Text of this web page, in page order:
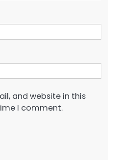
and website in this
I comment.